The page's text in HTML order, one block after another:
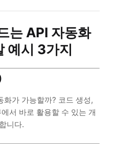
는 API 자동화
예시 3가지
화가 가능할까? 코드 생성,
서 바로 활용할 수 있는 개
니다.